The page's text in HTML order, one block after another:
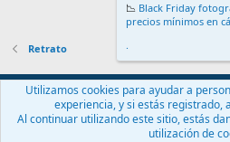
Retrato
Español (ES)
Contáctanos
Términos y reglas
📉 Black Friday
precios mínimos en
.
Utilizamos cookies para ayudar a
experiencia, y si estás registrado,
Al continuar utilizando este sitio, estás
utilización de